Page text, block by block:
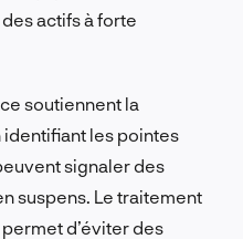
actifs à forte
soutiennent la
les pointes
signaler des
suspens. Le traitement
d’éviter des